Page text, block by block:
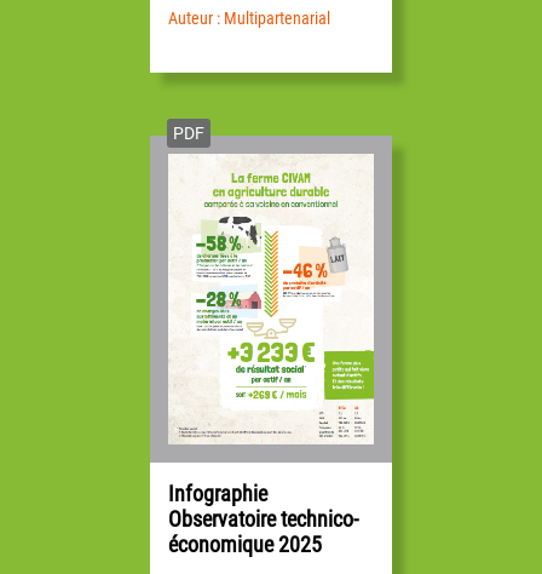
Auteur : Multipartenarial
PDF
Infographie
Observatoire technico-
économique 2025